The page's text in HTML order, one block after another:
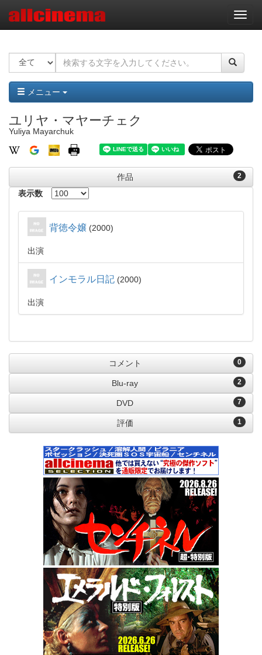
ナ
ビ
ー
ョ
ン
メニュー
ユリヤ・マヤーチェク
Yuliya Mayarchuk
2
作品
表示数
背徳令嬢 2000
出演
インモラル日記 2000
出演
0
コメント
2
Blu-ray
7
DVD
1
評価